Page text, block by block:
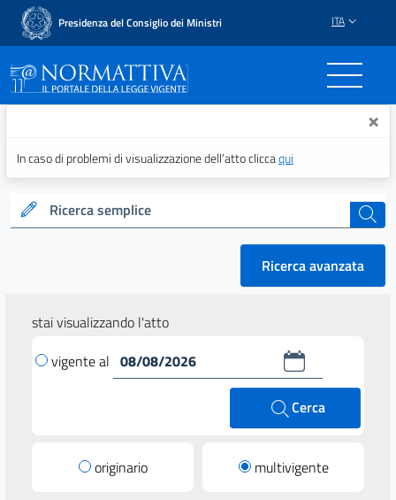
Presidenza del Consiglio dei Ministri ITA
Normattiva - Il portale ×
In caso di problemi di visualizzazione dell’atto cliccaqui
Ricerca semplice cerca
Ricerca avanzata
stai visualizzando l'atto
vigente al
Cerca
originario multivigente